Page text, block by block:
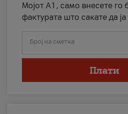
Мојот А1, само внесете го
фактурата што сакате да
Број на сметка
Плати